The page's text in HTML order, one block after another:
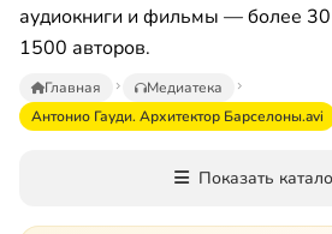
аудиокниги и фильмы — более
1500 авторов.
Главная
Медиатека
Антонио Гауди. Архитектор Барселоны.avi
Показать